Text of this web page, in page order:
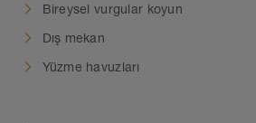
Bireysel vurgular koyun
Dış mekan
Yüzme havuzları